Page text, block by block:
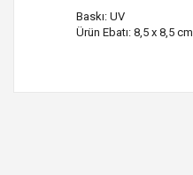
Baskı: UV
Ürün Ebatı: 8,5 x 8,5 cm